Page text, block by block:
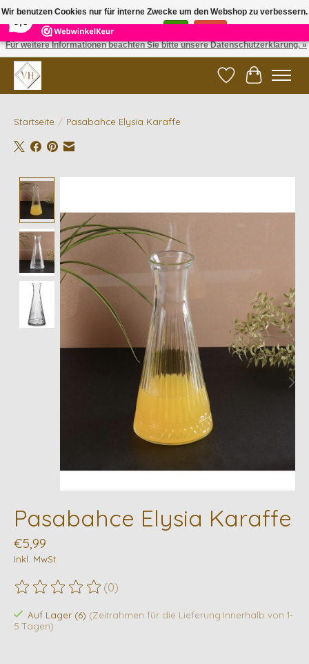
5 Reviews ×
✓ Gratis verzending vanaf €200 | ✓ 14 dagen retourneren
Wunschzettel
Ihr
Startseite / Pasabahce Elysia Karaffe
Pasabahce Elysia Karaffe
€5,99
Inkl. MwSt.
Die Bewertung dieses Produkts ist
(0)
Auf Lager (6) (Zeitrahmen für die Lieferung:Innerhalb von 1-
5 Tagen)
Wir benutzen Cookies nur für interne Zwecke um den Webshop zu verbessern.
Ist das in Ordnung?
Für weitere Informationen beachten Sie bitte unsere Datenschutzerklärung. »